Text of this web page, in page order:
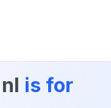
is for